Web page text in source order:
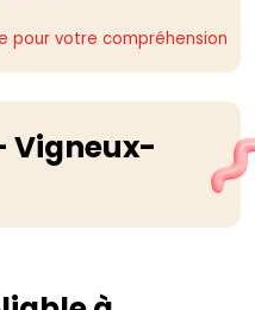
pour votre compréhension
Vigneux-